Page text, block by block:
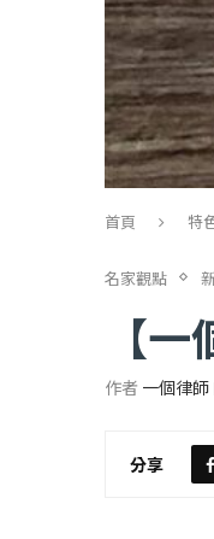
首頁 特
名家觀點
【
作者 一個律師
分享
論】國民黨在...